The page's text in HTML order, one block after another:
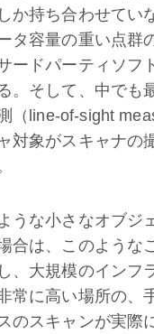
か持ち合わせてい
タ容量の重い点群
ードパーティソフ
。そして、中でも
（line-of-sight
対象がスキャナの
うな小さなオブジ
合は、このような
、大規模のインフ
常に高い場所の、
のスキャンが実際